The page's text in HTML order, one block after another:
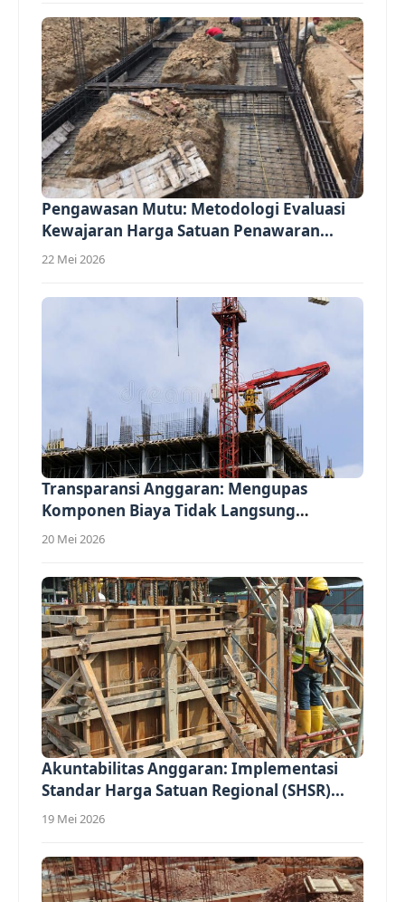
Pengawasan Mutu: Metodologi Evaluasi
Kewajaran Harga Satuan Penawaran...
22 Mei 2026
Transparansi Anggaran: Mengupas
Komponen Biaya Tidak Langsung
(Overhead)...
20 Mei 2026
Akuntabilitas Anggaran: Implementasi
Standar Harga Satuan Regional (SHSR)...
19 Mei 2026